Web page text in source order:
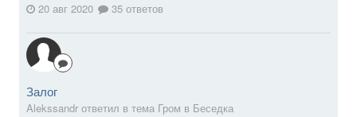
20 авг 2020
35 ответов
Залог
Alekssandr ответил в тема Гром в Беседка